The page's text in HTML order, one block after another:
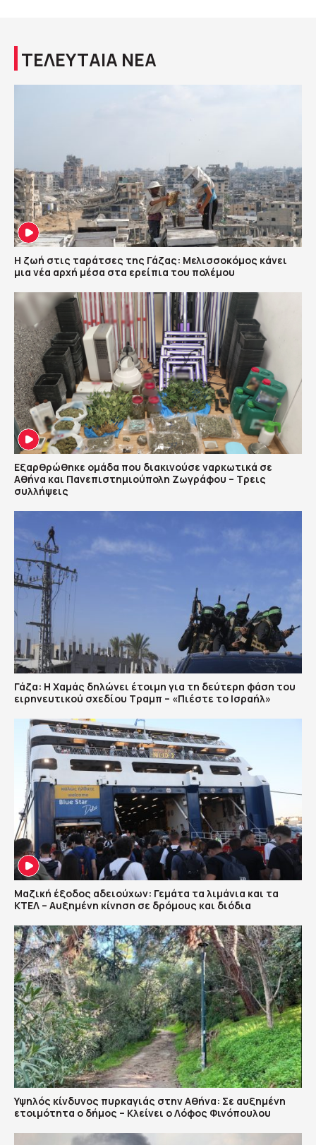
ΤΕΛΕΥΤΑΙΑ ΝΕΑ
Η ζωή στις ταράτσες της Γάζας: Μελισσοκόμος κάνει
μια νέα αρχή μέσα στα ερείπια του πολέμου
Εξαρθρώθηκε ομάδα που διακινούσε ναρκωτικά σε
Αθήνα και Πανεπιστημιούπολη Ζωγράφου – Τρεις
συλλήψεις
Γάζα: Η Χαμάς δηλώνει έτοιμη για τη δεύτερη φάση του
ειρηνευτικού σχεδίου Τραμπ – «Πιέστε το Ισραήλ»
Μαζική έξοδος αδειούχων: Γεμάτα τα λιμάνια και τα
ΚΤΕΛ – Αυξημένη κίνηση σε δρόμους και διόδια
Υψηλός κίνδυνος πυρκαγιάς στην Αθήνα: Σε αυξημένη
ετοιμότητα ο δήμος – Κλείνει ο Λόφος Φινόπουλου